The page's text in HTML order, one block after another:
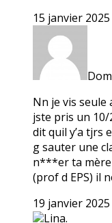
15 janvier
Nn je vis seule
jste pris un 10/
dit quil y’a tjrs
g sauter une
n***er ta
(prof d EPS) il
19 janvier
Lina.